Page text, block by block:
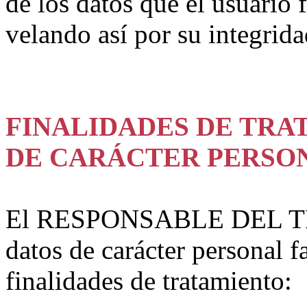
velando así por su
FINALIDADES DE
DE CARÁCTER
El RESPONSABLE DEL
datos de carácter personal
finalidades de tratamiento: